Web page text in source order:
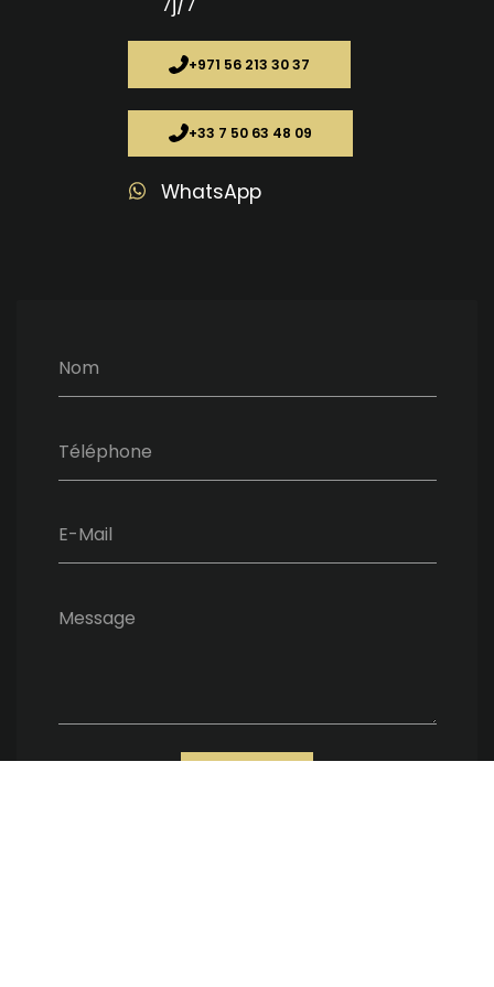
Nom
Téléphone
E-Mail
Message
+971 56 213 30 37
+33 7 50 63 48 09
WhatsApp